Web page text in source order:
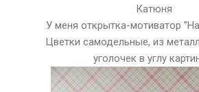
Катюня
У меня открытка-мотиватор
Цветки самодельные, из
уголочек в углу